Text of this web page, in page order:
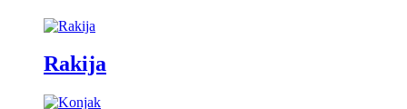
Rakija